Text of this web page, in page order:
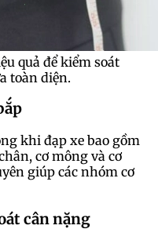
quả để kiểm soát
toàn diện.
khi đạp xe bao gồm
cơ mông và cơ
giúp các nhóm cơ
cân nặng